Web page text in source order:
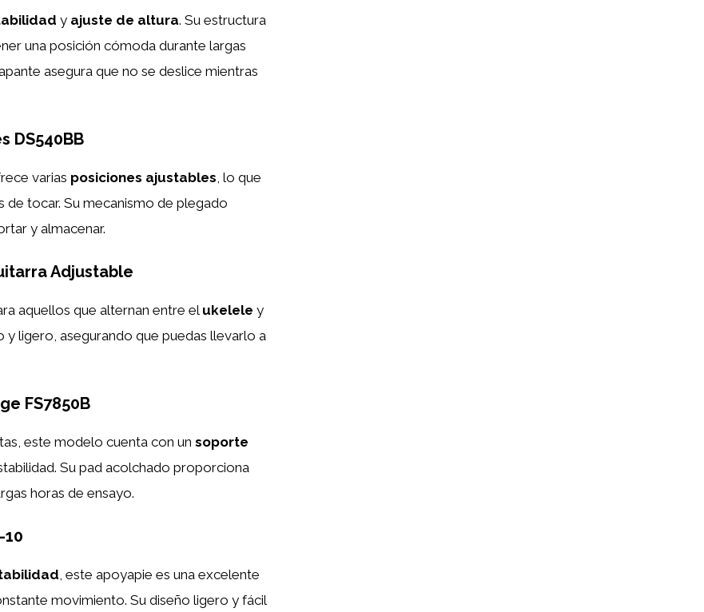
y ajuste de altura. Su estructura
una posición cómoda durante largas
asegura que no se deslice mientras
DS540BB
varias posiciones ajustables, lo que
tocar. Su mecanismo de plegado
y almacenar.
Adjustable
aquellos que alternan entre el ukelele y
y ligero, asegurando que puedas llevarlo a
FS7850B
este modelo cuenta con un soporte
Su pad acolchado proporciona
horas de ensayo.
10
, este apoyapie es una excelente
movimiento. Su diseño ligero y fácil